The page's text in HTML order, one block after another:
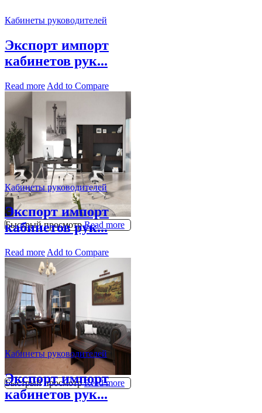
Кабинеты руководителей
Экспорт импорт
кабинетов рук...
Read more Add to Compare
Быстрый просмотр Read more
Кабинеты руководителей
Экспорт импорт
кабинетов рук...
Read more Add to Compare
Быстрый просмотр Read more
Кабинеты руководителей
Экспорт импорт
кабинетов рук...